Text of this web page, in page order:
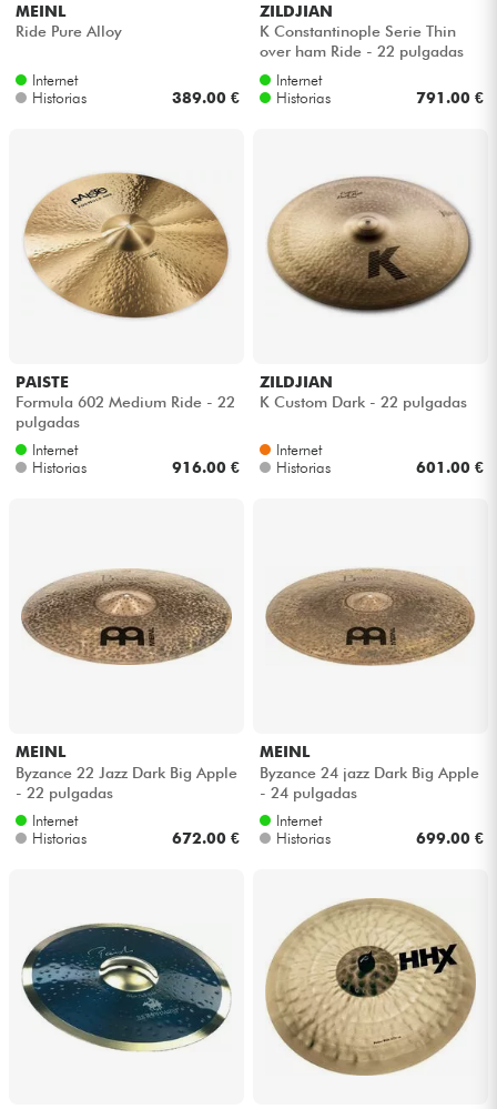
MEINL
Ride Pure Alloy
Internet
Historias
389.00 €
ZILDJIAN
K Constantinople Serie Thin
over ham Ride - 22 pulgadas
Internet
Historias
791.00 €
PAISTE
Formula 602 Medium Ride - 22
pulgadas
Internet
Historias
916.00 €
ZILDJIAN
K Custom Dark - 22 pulgadas
Internet
Historias
601.00 €
MEINL
Byzance 22 Jazz Dark Big Apple
- 22 pulgadas
Internet
Historias
672.00 €
MEINL
Byzance 24 jazz Dark Big Apple
- 24 pulgadas
Internet
Historias
699.00 €